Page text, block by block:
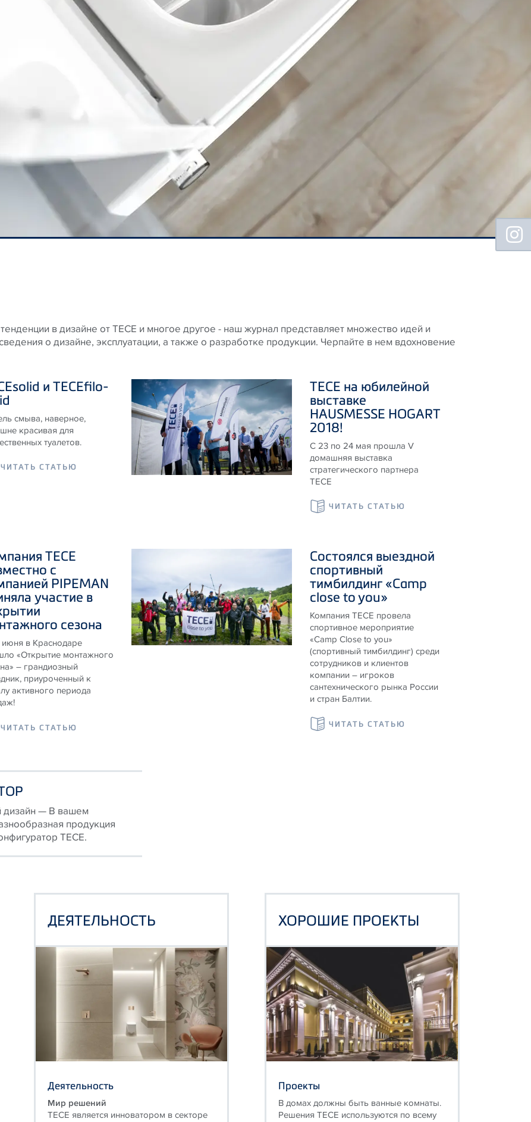
в дизайне отTECE и многое другое - наш журнал представляет множество идей и
о дизайне, эксплуатации, а также о разработке продукции. Черпайте в нем вдохновение
solid и TECEfilo-
смыва, наверное,
красивая для
туалетов.
ЧИТАТЬ СТАТЬЮ
ТЕСЕ на юбилейной
выставке
HAUSMESSE HOGART
2018!
С 23 по 24 мая прошла V
домашняя выставка
стратегического партнера
ТЕСЕ
ЧИТАТЬ СТАТЬЮ
ТЕСЕ
с
PIPEMAN
участие в
сезона
июня в Краснодаре
«Открытие монтажного
– грандиозный
приуроченный к
активного периода
ЧИТАТЬ СТАТЬЮ
Состоялся выездной
спортивный
тимбилдинг «Camp
close to you»
Компания ТЕСЕ провела
спортивное мероприятие
«Camp Close to you»
(спортивный тимбилдинг) среди
сотрудников и клиентов
компании – игроков
сантехнического рынка России
и стран Балтии.
ЧИТАТЬ СТАТЬЮ
дизайн — В вашем
продукция
TECE.
ДЕЯТЕЛЬНОСТЬ
Деятельность
Мир решений
TECE является инноватором в секторе
ХОРОШИЕ ПРОЕКТЫ
Проекты
В домах должны быть ванные комнаты.
Решения TECE используются по всему
Floating
Sidebar